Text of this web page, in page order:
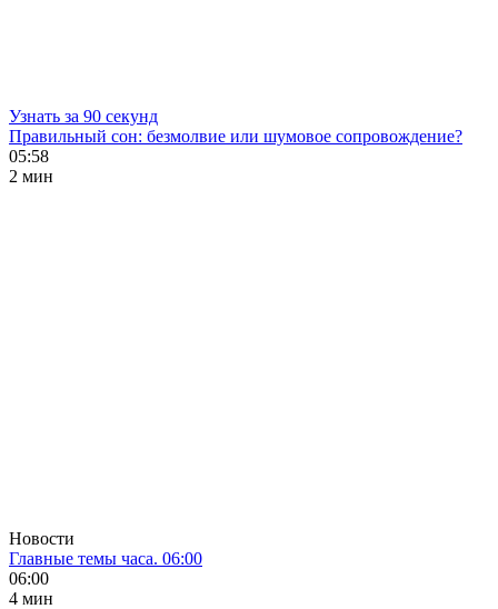
Узнать за 90 секунд
Правильный сон: безмолвие или шумовое сопровождение?
05:58
2 мин
Новости
Главные темы часа. 06:00
06:00
4 мин